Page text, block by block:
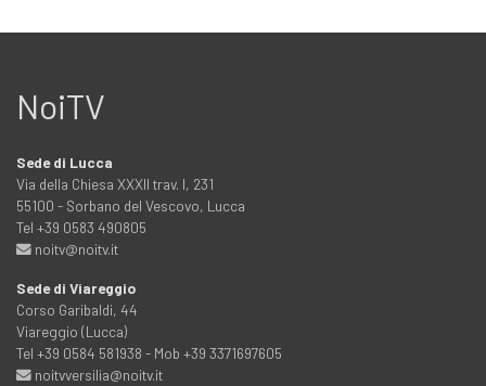
NoiTV
Sede di Lucca
Via della Chiesa XXXII trav. I, 231
55100 - Sorbano del Vescovo, Lucca
Tel +39 0583 490805
noitv@noitv.it
Sede di Viareggio
Corso Garibaldi, 44
Viareggio (Lucca)
Tel +39 0584 581938 - Mob +39 3371697605
noitvversilia@noitv.it